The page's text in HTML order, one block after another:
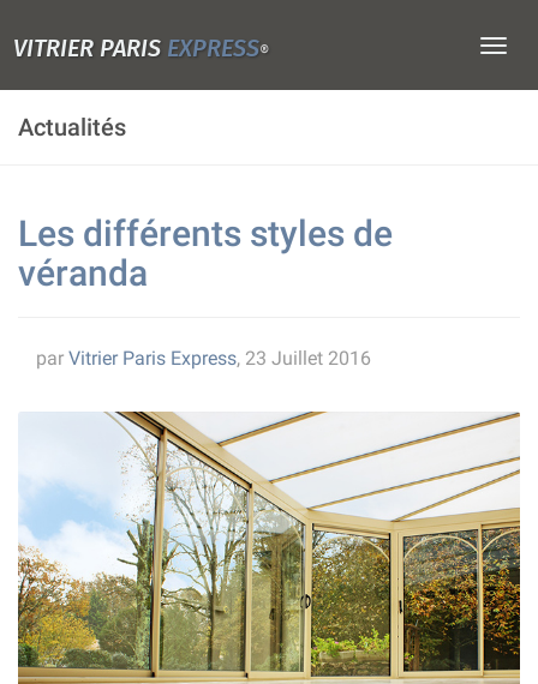
VITRIER PARIS EXPRESS®
Actualités
Les différents styles de
véranda
par Vitrier Paris Express, 23 Juillet 2016